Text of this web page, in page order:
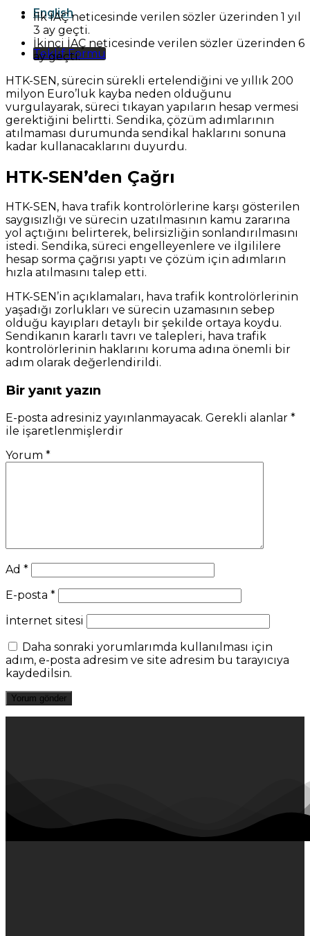
English
Teklif Formu
İlk İAÇ neticesinde verilen sözler üzerinden 1 yıl
3 ay geçti.
İkinci İAÇ neticesinde verilen sözler üzerinden 6
ay geçti.
HTK-SEN, sürecin sürekli ertelendiğini ve yıllık 200
milyon Euro’luk kayba neden olduğunu
vurgulayarak, süreci tıkayan yapıların hesap vermesi
gerektiğini belirtti. Sendika, çözüm adımlarının
atılmaması durumunda sendikal haklarını sonuna
kadar kullanacaklarını duyurdu.
HTK-SEN’den Çağrı
HTK-SEN, hava trafik kontrolörlerine karşı gösterilen
saygısızlığı ve sürecin uzatılmasının kamu zararına
yol açtığını belirterek, belirsizliğin sonlandırılmasını
istedi. Sendika, süreci engelleyenlere ve ilgililere
hesap sorma çağrısı yaptı ve çözüm için adımların
hızla atılmasını talep etti.
HTK-SEN’in açıklamaları, hava trafik kontrolörlerinin
yaşadığı zorlukları ve sürecin uzamasının sebep
olduğu kayıpları detaylı bir şekilde ortaya koydu.
Sendikanın kararlı tavrı ve talepleri, hava trafik
kontrolörlerinin haklarını koruma adına önemli bir
adım olarak değerlendirildi.
Bir yanıt yazın
E-posta adresiniz yayınlanmayacak. Gerekli alanlar *
ile işaretlenmişlerdir
Yorum *
Ad *
E-posta *
İnternet sitesi
Daha sonraki yorumlarımda kullanılması için
adım, e-posta adresim ve site adresim bu tarayıcıya
kaydedilsin.